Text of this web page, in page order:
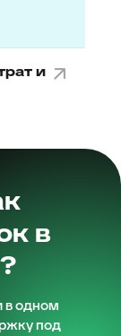
и
в
в одном
под